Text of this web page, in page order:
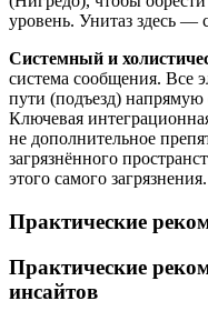
уровень. Унитаз здесь —
Системный и
система сообщения. Все
пути (подъезд) напрямую
Ключевая
не дополнительное
загрязнённого
этого самого загрязнения.
Практические
Практические
инсайтов